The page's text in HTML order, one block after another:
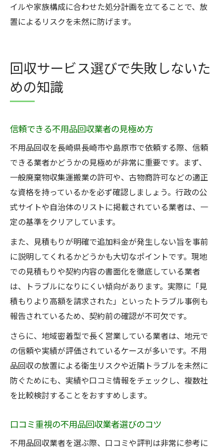
イルや家族構成に合わせた処分計画を立てることで、放
置によるリスクを未然に防げます。
回収サービス選びで失敗しないた
めの知識
信頼できる不用品回収業者の見極め方
不用品回収を長崎県長崎市や島原市で依頼する際、信頼
できる業者かどうかの見極めが非常に重要です。まず、
一般廃棄物収集運搬業の許可や、古物商許可などの適正
な資格を持っているかを必ず確認しましょう。行政の公
式サイトや自治体のリストに掲載されている業者は、一
定の基準をクリアしています。
また、見積もりが明確で追加料金が発生しない旨を事前
に説明してくれるかどうかも大切なポイントです。現地
での見積もりや契約内容の書面化を徹底している業者
は、トラブルになりにくい傾向があります。実際に「見
積もりより高額を請求された」といったトラブル事例も
報告されているため、契約前の確認が不可欠です。
さらに、地域密着型で長く営業している業者は、地元で
の信頼や実績が評価されているケースが多いです。不用
品回収の放置による衛生リスクや近隣トラブルを未然に
防ぐためにも、実績や口コミ情報をチェックし、複数社
を比較検討することをおすすめします。
口コミ重視の不用品回収業者選びのコツ
不用品回収業者を選ぶ際、口コミや評判は非常に参考に